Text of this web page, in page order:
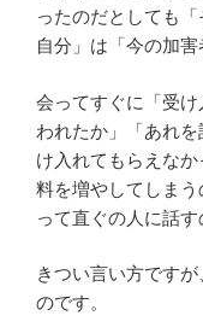
ったのだとしても
自分」は「今の加害
会ってすぐに「受
われたか」「あれ
け入れてもらえな
料を増やしてしま
って直ぐの人に話す
きつい言い方です
のです。